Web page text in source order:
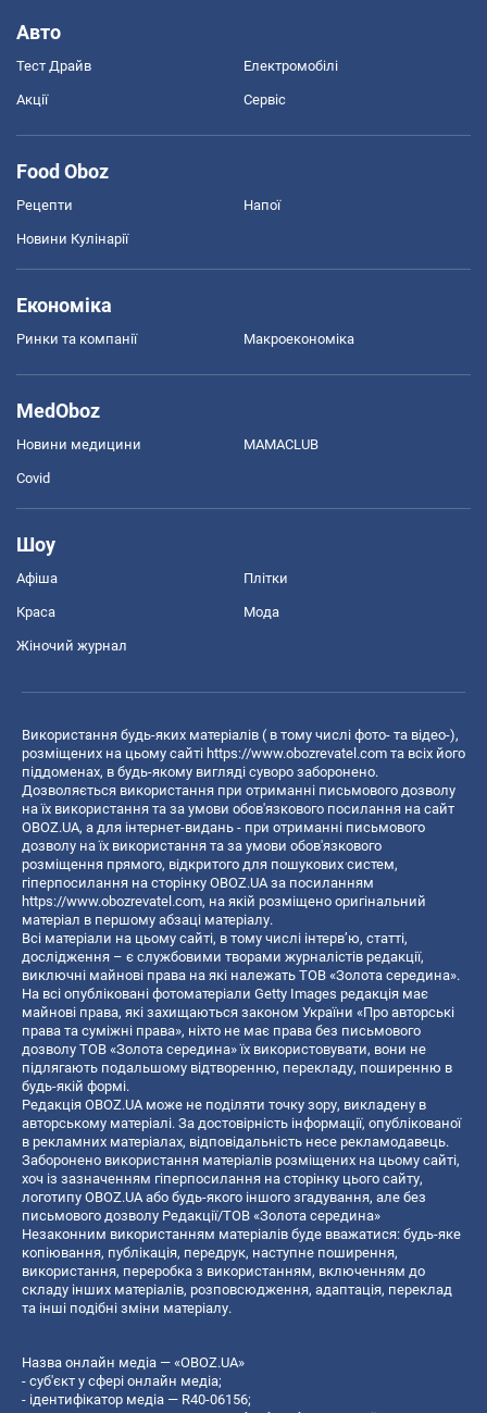
Авто
Тест Драйв Електромобілі
Акції Сервіс
Food Oboz
Рецепти Напої
Новини Кулінарії
Економіка
Ринки та компанії Макроекономіка
MedOboz
Новини медицини MAMACLUB
Covid
Шоу
Афіша Плітки
Краса Мода
Жіночий журнал
Використання будь-яких матеріалів ( в тому числі фото- та відео-),
розміщених на цьому сайті https://www.obozrevatel.com та всіх його
піддоменах, в будь-якому вигляді суворо заборонено.
Дозволяється використання при отриманні письмового дозволу
на їх використання та за умови обов'язкового посилання на сайт
OBOZ.UA, а для інтернет-видань - при отриманні письмового
дозволу на їх використання та за умови обов'язкового
розміщення прямого, відкритого для пошукових систем,
гіперпосилання на сторінку OBOZ.UA за посиланням
https://www.obozrevatel.com, на якій розміщено оригінальний
матеріал в першому абзаці матеріалу.
Всі матеріали на цьому сайті, в тому числі інтерв’ю, статті,
дослідження – є службовими творами журналістів редакції,
виключні майнові права на які належать ТОВ «Золота середина».
На всі опубліковані фотоматеріали Getty Images редакція має
майнові права, які захищаються законом України «Про авторські
права та суміжні права», ніхто не має права без письмового
дозволу ТОВ «Золота середина» їх використовувати, вони не
підлягають подальшому відтворенню, перекладу, поширенню в
будь-якій формі.
Редакція OBOZ.UA може не поділяти точку зору, викладену в
авторському матеріалі. За достовірність інформації, опублікованої
в рекламних матеріалах, відповідальність несе рекламодавець.
Заборонено використання матеріалів розміщених на цьому сайті,
хоч із зазначенням гіперпосилання на сторінку цього сайту,
логотипу OBOZ.UA або будь-якого іншого згадування, але без
письмового дозволу Редакції/ТОВ «Золота середина»
Незаконним використанням матеріалів буде вважатися: будь-яке
копiювання, публiкацiя, передрук, наступне поширення,
використання, переробка з використанням, включенням до
складу інших матеріалів, розповсюдження, адаптація, переклад
та інші подібні зміни матеріалу.
Назва онлайн медіа — «OBOZ.UA»
- суб'єкт у сфері онлайн медіа;
- ідентифікатор медіа — R40-06156;